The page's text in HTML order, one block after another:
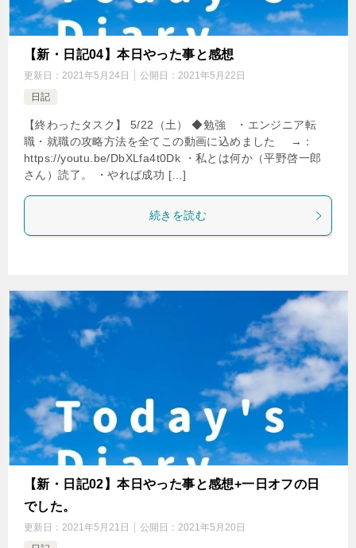
【新・日記04】本日やった事と感想
更新日： 2021年5月24日 公開日： 2021年5月22日
日記
【終わったタスク】 5/22（土） ◆勉強 ・エンジニア転
職・就職の攻略方法を全てこの動画に込めました →：
https://youtu.be/DbXLfa4t0Dk ・私とは何か（平野啓一郎
さん）読了。 ・やれば成功 […]
続きを読む
【新・日記02】本日やった事と感想+一日オフの日
でした。
更新日： 2021年5月21日 公開日： 2021年5月20日